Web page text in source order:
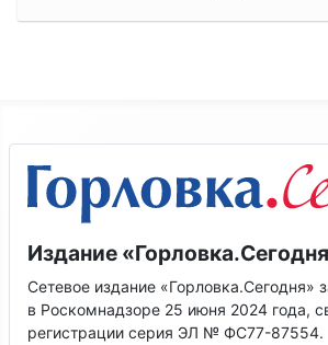
Издание
Сетевое издание «Горловка.Сегодня»
в Роскомнадзоре 25 июня 2024 года,
регистрации серия ЭЛ № ФС77-87554.